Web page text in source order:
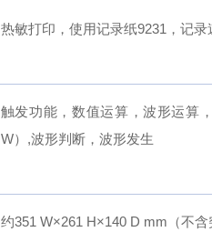
热敏打印，使用记录纸9231，记录
触发功能，数值运算，波形运算
W）,波形判断，波形发生
约351 W×261 H×140 D mm（不含